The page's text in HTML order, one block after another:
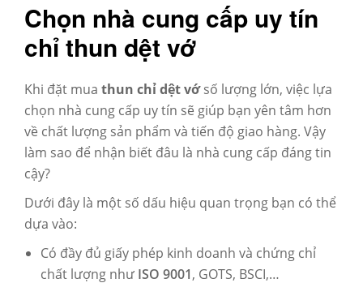
Chọn nhà cung cấp uy tín
chỉ thun dệt vớ
Khi đặt mua thun chỉ dệt vớsố lượng lớn, việc lựa
chọn nhà cung cấp uy tín sẽ giúp bạn yên tâm hơn
về chất lượng sản phẩm và tiến độ giao hàng. Vậy
làm sao để nhận biết đâu là nhà cung cấp đáng tin
cậy?
Dưới đây là một số dấu hiệu quan trọng bạn có thể
dựa vào:
Có đầy đủ giấy phép kinh doanh và chứng chỉ
chất lượng như ISO 9001, GOTS, BSCI,…